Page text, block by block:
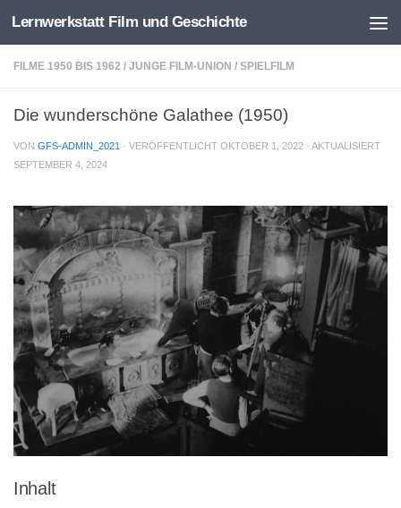
Zum Inhalt springen
Lernwerkstatt Film und Geschichte
FILME 1950 BIS 1962 / JUNGE FILM-UNION / SPIELFILM
Die wunderschöne Galathee (1950)
VON GFS-ADMIN_2021 · VERÖFFENTLICHT OKTOBER 1, 2022 · AKTUALISIERT
SEPTEMBER 4, 2024
Inhalt